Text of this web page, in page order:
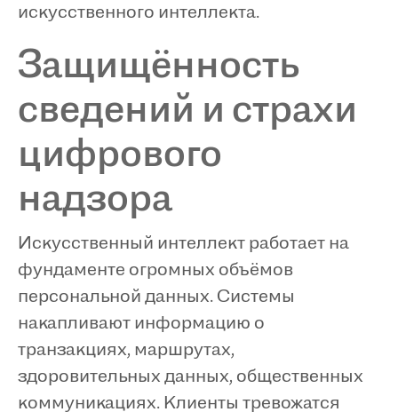
искусственного интеллекта.
Защищённость
сведений и страхи
цифрового
надзора
Искусственный интеллект работает на
фундаменте огромных объёмов
персональной данных. Системы
накапливают информацию о
транзакциях, маршрутах,
здоровительных данных, общественных
коммуникациях. Клиенты тревожатся